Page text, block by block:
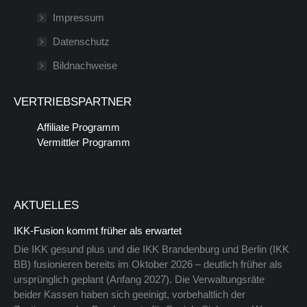
Fenster
wird
neuen
geöffnet
Impressum
Datenschutz
Bildnachweise
VERTRIEBSPARTNER
Affiliate Programm
Vermittler Programm
AKTUELLES
IKK-Fusion kommt früher als erwartet
Die IKK gesund plus und die IKK Brandenburg und Berlin (IKK
BB) fusionieren bereits im Oktober 2026 – deutlich früher als
ursprünglich geplant (Anfang 2027). Die Verwaltungsräte
beider Kassen haben sich geeinigt, vorbehaltlich der